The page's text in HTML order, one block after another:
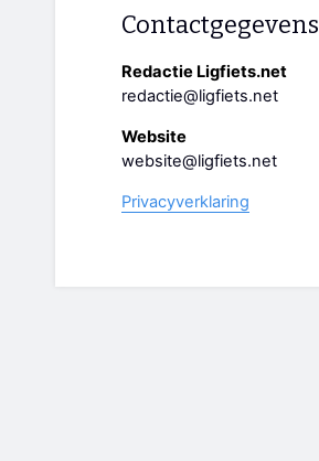
Contactgegevens
Redactie Ligfiets.net
redactie@ligfiets.net
Website
website@ligfiets.net
Privacyverklaring